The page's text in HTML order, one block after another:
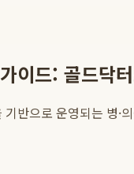
이드: 골드닥
반으로 운영되는 병